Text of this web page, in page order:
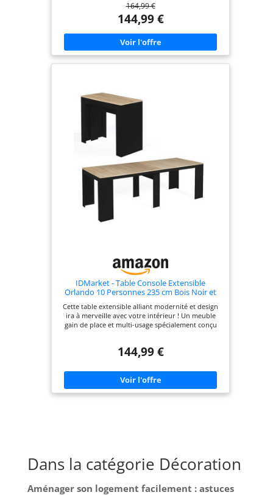
office de table à manger pour 10 personnes ou de
console d'entrée Grâce à ses 4 rallonges de 47 cm
de long, passez en un instant d'une fonctionnalité
à l'autre Dim. globales : Longueur 90 - 235 x
largeur 45 - 90 x Hauteur 75 cm. Capacité 10
personnes
164,99 €
144,99 €
IDMarket - Table Console Extensible
Orlando 10 Personnes 235 cm Bois Noir et
Cette table extensible alliant modernité et design
ira à merveille avec votre intérieur ! Un meuble
gain de place et multi-usage spécialement conçu
console d'entrée ! Grâce à ses 4 rallonges de 47 cm
à l'autre. Dim. globales : Longueur 235 - 90 x
largeur 90 - 47 x Hauteur 75 cm. Capacité 10
personnes.
144,99 €
Dans la catégorie Décoration
Aménager son logement facilement : astuces